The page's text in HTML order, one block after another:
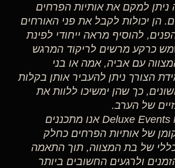
ניתן למקם את אותיות הפרחים
הן יכולות לקבל את פני האורחים
להוסיף מראה ייחודי לפינת
כרקע מרשים לריקוד המרגש
עם אביה, אמה או בני
הצורך ניתן להעביר אותן בקלות
כך שהן ימשיכו ללוות את
של הערב.
ב-Deluxe Events Production אנו מתכננים
של אותיות הפרחים כחלק
של בת המצווה, תוך התאמה
ולרגעים החשובים ביותר